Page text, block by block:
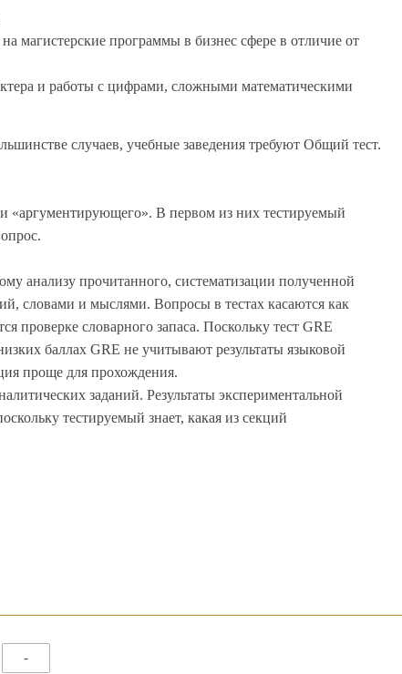
магистерские программы в бизнес сфере в отличие от
и работы с цифрами, сложными математическими
случаев, учебные заведения требуют Общий тест.
«аргументирующего». В первом из них тестируемый
анализу прочитанного, систематизации полученной
словами и мыслями. Вопросы в тестах касаются как
проверке словарного запаса. Поскольку тест GRE
баллах GRE не учитывают результаты языковой
проще для прохождения.
заданий. Результаты экспериментальной
тестируемый знает, какая из секций
-